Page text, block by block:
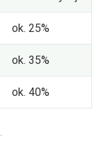
ok. 25%
ok. 35%
ok. 40%